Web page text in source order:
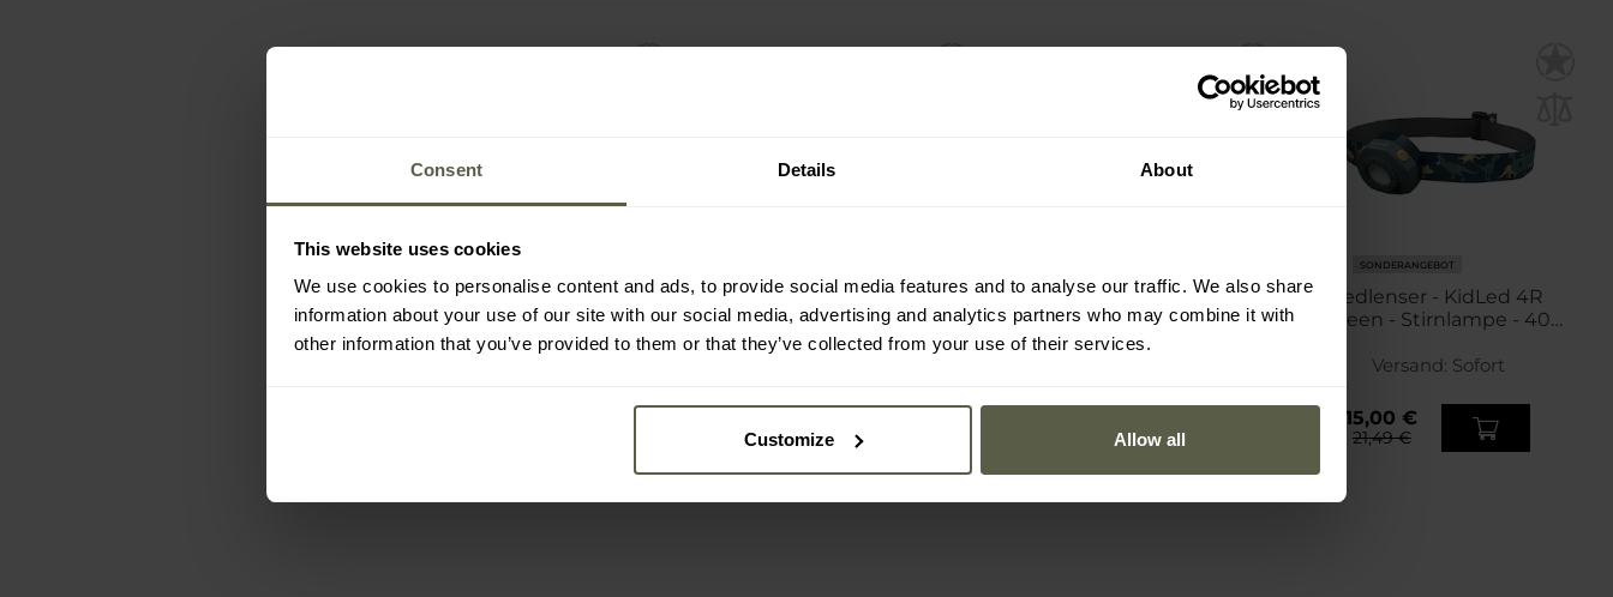
Consent Details About
This website uses cookies
We use cookies to personalise content and ads, to provide social media features and to analyse our traffic. We also share
information about your use of our site with our social media, advertising and analytics partners who may combine it with
other information that you’ve provided to them or that they’ve collected from your use of their services.
Customize Allow all
Ledlenser - SC4R - Lampe -
Black - 200 Lumen
Ledlenser - Kidbeam4 -
Taschenlampe - Violett
21,49 €
Ledlenser - Kidbeam4 -
Taschenlampe - Green
SONDERANGEBOT
Ledlenser - KidLed 4R
Green - Stirnlampe - 40
Versand: Sofort
15,00 €
21,49 €